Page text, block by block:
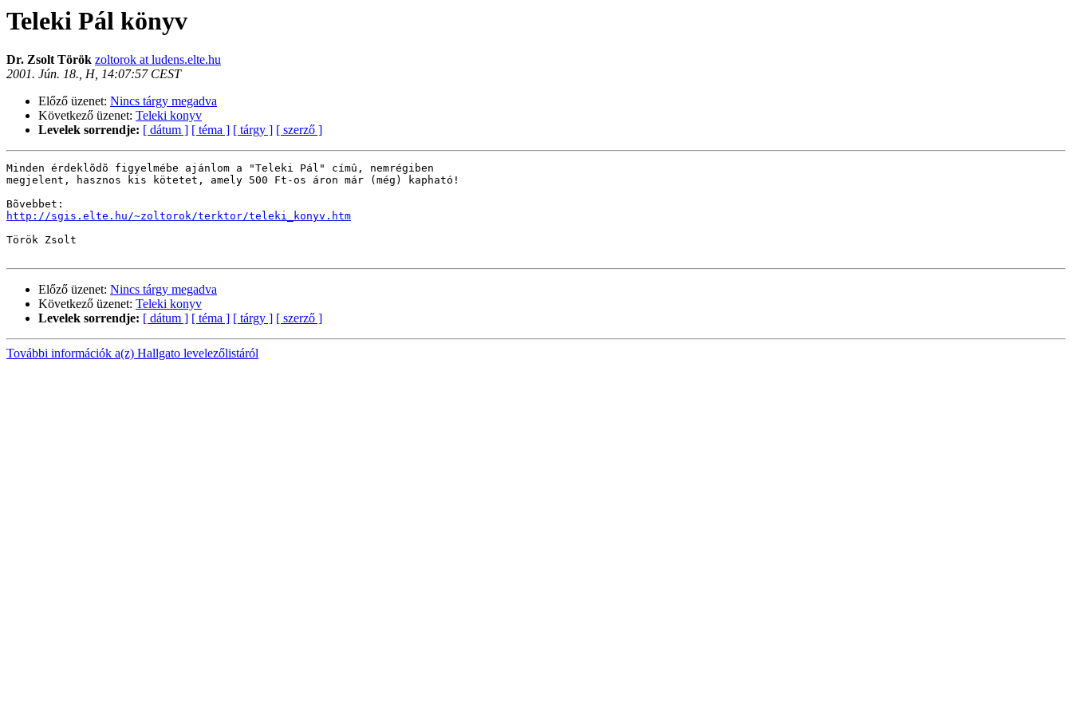
Teleki Pál könyv
Dr. Zsolt Török zoltorok at ludens.elte.hu
2001. Jún. 18., H, 14:07:57 CEST
Előző üzenet: Nincs tárgy megadva
Következő üzenet: Teleki konyv
Levelek sorrendje: [ dátum ] [ téma ] [ tárgy ] [ szerző ]
Minden érdeklõdõ figyelmébe ajánlom a "Teleki Pál" címû, nemrégiben
megjelent, hasznos kis kötetet, amely 500 Ft-os áron már (még) kapható!
http://sgis.elte.hu/~zoltorok/terktor/teleki_konyv.htm
Török Zsolt
Előző üzenet: Nincs tárgy megadva
Következő üzenet: Teleki konyv
Levelek sorrendje: [ dátum ] [ téma ] [ tárgy ] [ szerző ]
További információk a(z) Hallgato levelezőlistáról